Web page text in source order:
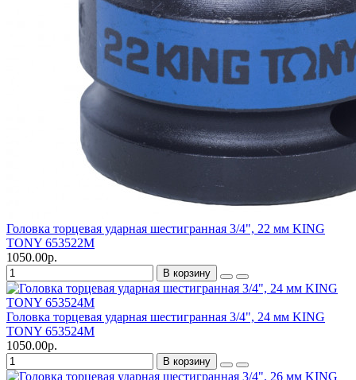
Головка торцевая ударная шестигранная 3/4", 22 мм KING
TONY 653522M
1050.00р.
В корзину
Головка торцевая ударная шестигранная 3/4", 24 мм KING
TONY 653524M
1050.00р.
В корзину